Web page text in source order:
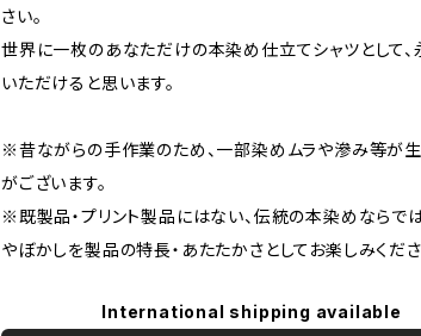
さい。
世界に一枚のあなただけの本染め仕立てシャツとして、
いただけると思います。
※昔ながらの手作業のため、一部染めムラや滲み等が
がございます。
※既製品・プリント製品にはない、伝統の本染めならで
やぼかしを製品の特長・あたたかさとしてお楽しみくださ
International shipping available